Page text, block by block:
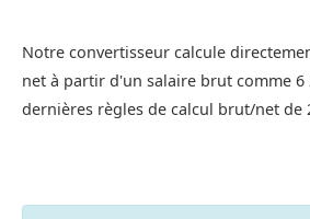
Notre convertisseur calcule
net à partir d'un salaire brut comme 6
dernières règles de calcul brut/net de